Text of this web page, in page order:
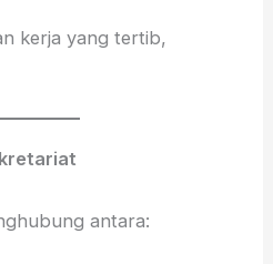
kerja yang tertib,
antara: